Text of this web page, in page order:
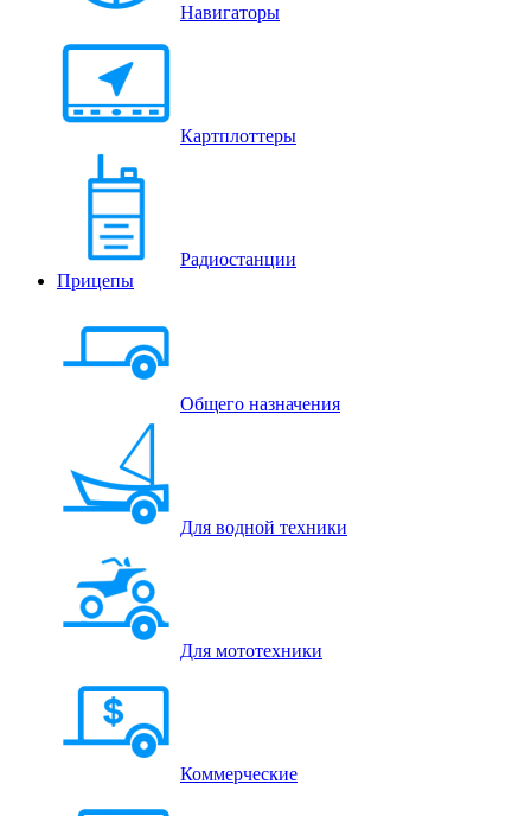
Навигаторы
Картплоттеры
Радиостанции
Прицепы
Общего назначения
Для водной техники
Для мототехники
Коммерческие